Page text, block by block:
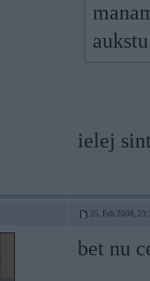
ielej
25. Feb 2008,
bet nu